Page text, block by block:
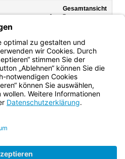
Gesamtansicht
Download
DruckenVorheriges